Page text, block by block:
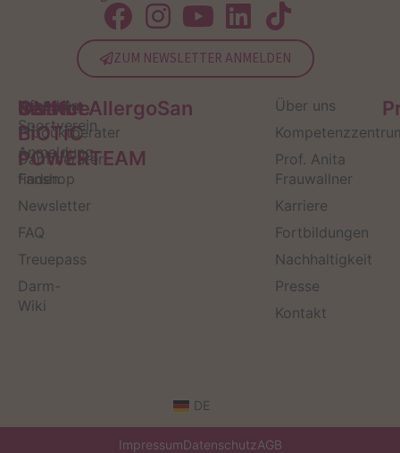
ZUM NEWSLETTER ANMELDEN
Service
Kontakt
Produktberater
Darmberater
finden
Newsletter
FAQ
Treuepass
Darm-
Wiki
OMNi-
BiOTiC
POWERTEAM
Infos zum
Sportverein
Anmeldung
Fanshop
Institut AllergoSan
Über uns
Prof. Anita
Frauwallner
Karriere
Fortbildungen
Nachhaltigkeit
Presse
Kontakt
DE
ImpressumDatenschutzAGB